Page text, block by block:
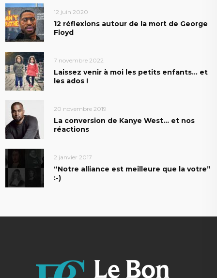
12 juin 2020
12 réflexions autour de la mort de George
Floyd
7 novembre 2022
Laissez venir à moi les petits enfants… et
les ados !
20 novembre 2019
La conversion de Kanye West… et nos
réactions
2 janvier 2017
“Notre alliance est meilleure que la votre”
:-)